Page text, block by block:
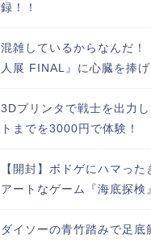
録！！
混雑しているからなんだ！
人展 FINAL』に心臓を捧げ
3Dプリンタで戦士を出力
トまでを3000円で体験！
【開封】ボドゲにハマった
アートなゲーム『海底探検
ダイソーの青竹踏みで足底